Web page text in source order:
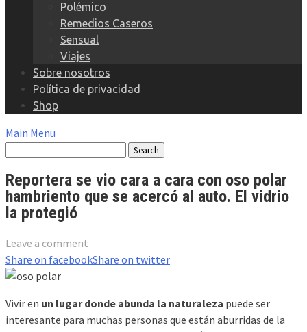
Polémico
Remedios Caseros
Sensual
Viajes
Sobre nosotros
Política de privacidad
Shop
Main Menu
Reportera se vio cara a cara con oso polar
hambriento que se acercó al auto. El vidrio
la protegió
Leave a comment
Share on facebookShare on twitter
Vivir en un lugar donde abunda la naturaleza puede ser
interesante para muchas personas que están aburridas de la